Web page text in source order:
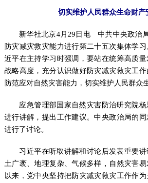
切实维护人民群众生命财产
新华社北京4月29日电 中共中央政治局
防灾减灾救灾能力进行第二十五次集体学
近平在主持学习时强调，要站在统筹高质
战略高度，充分认识做好防灾减灾救灾工
防范应对自然灾害能力，切实维护人民群众
应急管理部国家自然灾害防治研究院杨
进行讲解，提出工作建议。中央政治局的
进行了讨论。
习近平在听取讲解和讨论后发表重要讲
土广袤、地理复杂、气候多样，自然灾害
以来，党中央坚持把防灾减灾救灾工作作